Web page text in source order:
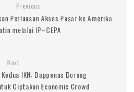
Previous
Perluasan Akses Pasar ke Amerika
melalui IP–CEPA
Next
IKN: Bappenas Dorong
Ciptakan Economic Crowd